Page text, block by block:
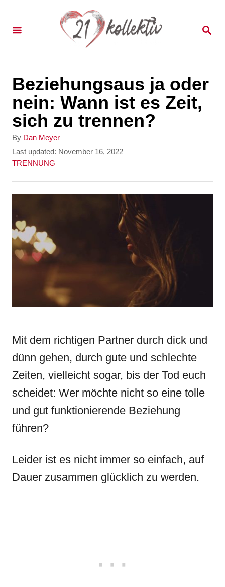
S
R
H
Beziehungsaus ja oder
nein: Wann ist es Zeit,
sich zu trennen?
By A
u
t
o
r
Dan Meyer
P
o
o
n
Last updated: November 16, 2022
C
o
r
i
e
TRENNUNG
Mit dem richtigen Partner durch dick und
dünn gehen, durch gute und schlechte
Zeiten, vielleicht sogar, bis der Tod euch
scheidet: Wer möchte nicht so eine tolle
und gut funktionierende Beziehung
führen?
Leider ist es nicht immer so einfach, auf
Dauer zusammen glücklich zu werden.